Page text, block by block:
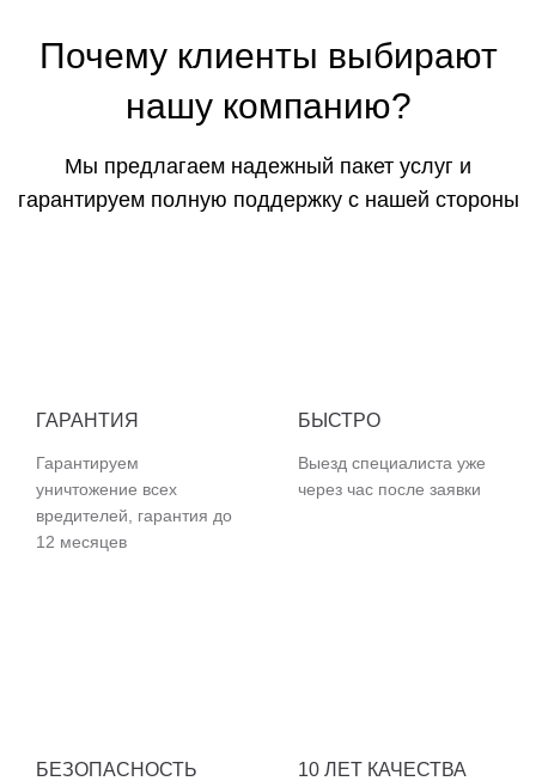
Почему клиенты выбирают
нашу компанию?
Мы предлагаем надежный пакет услуг и
гарантируем полную поддержку с нашей стороны
ГАРАНТИЯ
Гарантируем
уничтожение всех
вредителей, гарантия до
12 месяцев
БЫСТРО
Выезд специалиста уже
через час после заявки
БЕЗОПАСНОСТЬ 10 ЛЕТ КАЧЕСТВА